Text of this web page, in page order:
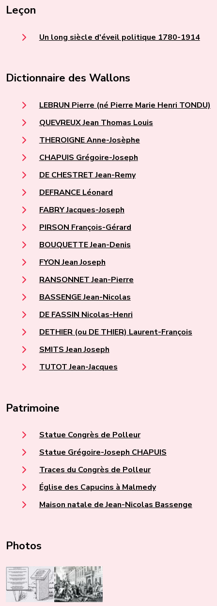
Leçon
Un long siècle d'éveil politique 1780-1914
Dictionnaire des Wallons
LEBRUN Pierre (né Pierre Marie Henri TONDU)
QUEVREUX Jean Thomas Louis
THEROIGNE Anne-Josèphe
CHAPUIS Grégoire-Joseph
DE CHESTRET Jean-Remy
DEFRANCE Léonard
FABRY Jacques-Joseph
PIRSON François-Gérard
BOUQUETTE Jean-Denis
FYON Jean Joseph
RANSONNET Jean-Pierre
BASSENGE Jean-Nicolas
DE FASSIN Nicolas-Henri
DETHIER (ou DE THIER) Laurent-François
SMITS Jean Joseph
TUTOT Jean-Jacques
Patrimoine
Statue Congrès de Polleur
Statue Grégoire-Joseph CHAPUIS
Traces du Congrès de Polleur
Église des Capucins à Malmedy
Maison natale de Jean-Nicolas Bassenge
Photos